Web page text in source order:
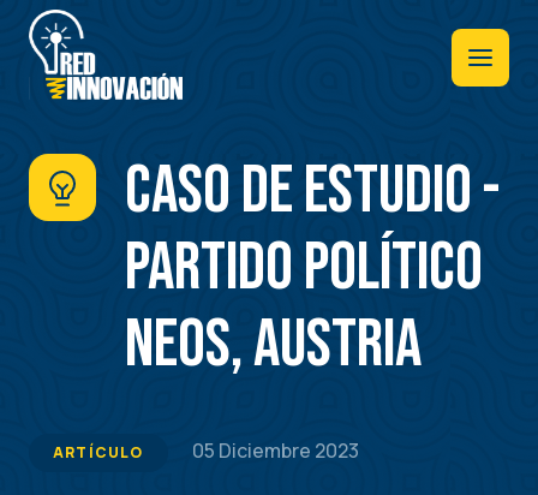
Pasar
contenido
principal
Caso de estudio -
Partido político
NEOS, Austria
ARTÍCULO 05 Diciembre 2023